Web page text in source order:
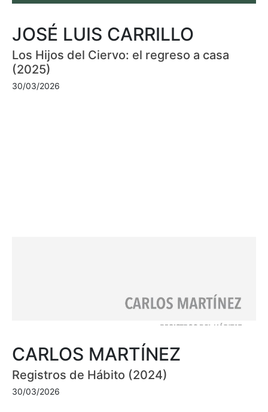
JOSÉ LUIS CARRILLO
Los Hijos del Ciervo: el regreso a casa
(2025)
30/03/2026
CARLOS MARTÍNEZ
Registros de Hábito (2024)
30/03/2026